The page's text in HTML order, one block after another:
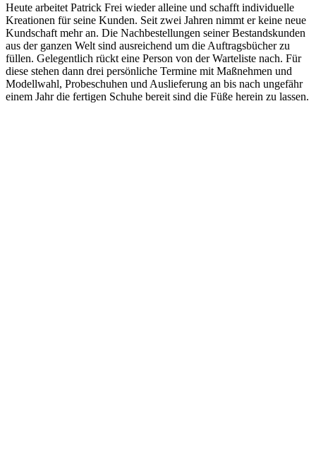
Heute arbeitet Patrick Frei wieder alleine und schafft individuelle
Kreationen für seine Kunden. Seit zwei Jahren nimmt er keine neue
Kundschaft mehr an. Die Nachbestellungen seiner Bestandskunden
aus der ganzen Welt sind ausreichend um die Auftragsbücher zu
füllen. Gelegentlich rückt eine Person von der Warteliste nach. Für
diese stehen dann drei persönliche Termine mit Maßnehmen und
Modellwahl, Probeschuhen und Auslieferung an bis nach ungefähr
einem Jahr die fertigen Schuhe bereit sind die Füße herein zu lassen.